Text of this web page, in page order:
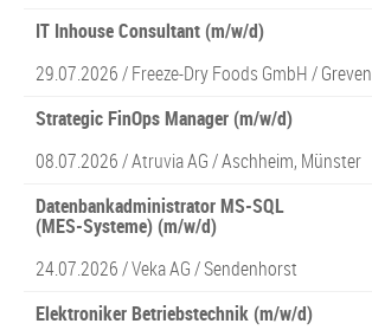
IT Inhouse Consultant (m/w/d)
29.07.2026 /Freeze-Dry Foods GmbH/ Greven
Strategic FinOps Manager (m/w/d)
08.07.2026 /Atruvia AG/ Aschheim, Münster
Datenbankadministrator MS-SQL
(MES-Systeme) (m/w/d)
24.07.2026 /Veka AG/ Sendenhorst
Elektroniker Betriebstechnik (m/w/d)